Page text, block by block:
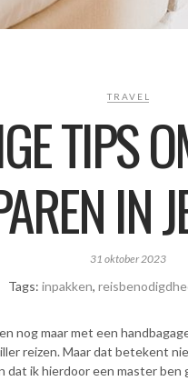
TRAVEL
TIPS
IN
31 oktober 2023
Tags: inpakken,
nog maar met een
reizen. Maar dat betekent
ik hierdoor een master ben